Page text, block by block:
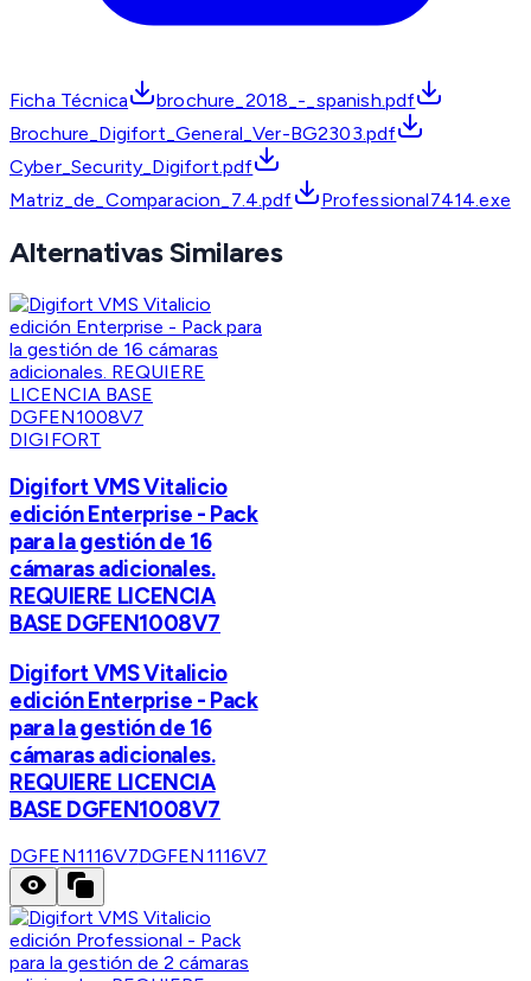
Ficha Técnica
brochure_2018_-_spanish.pdf
Brochure_Digifort_General_Ver-BG2303.pdf
Cyber_Security_Digifort.pdf
Matriz_de_Comparacion_7.4.pdf
Professional7414.exe
Alternativas Similares
DIGIFORT
Digifort VMS Vitalicio
edición Enterprise - Pack
para la gestión de 16
cámaras adicionales.
REQUIERE LICENCIA
BASE DGFEN1008V7
Digifort VMS Vitalicio
edición Enterprise - Pack
para la gestión de 16
cámaras adicionales.
REQUIERE LICENCIA
BASE DGFEN1008V7
DGFEN1116V7DGFEN1116V7